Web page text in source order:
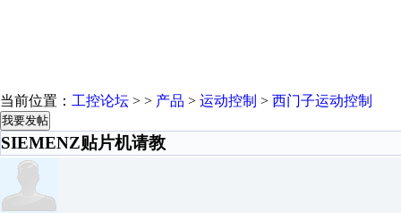
当前位置： 工控论坛 > > 产品 > 运动控制 > 西门子运动控制
我要发帖
SIEMENZ贴片机请教